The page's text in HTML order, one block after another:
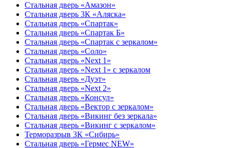
Стальная дверь «Амазон»
Стальная дверь 3К «Аляска»
Стальная дверь «Спартак»
Стальная дверь «Спартак Б»
Стальная дверь «Спартак с зеркалом»
Стальная дверь «Соло»
Стальная дверь «Next 1»
Стальная дверь «Next 1» с зеркалом
Стальная дверь «Дуэт»
Стальная дверь «Next 2»
Стальная дверь «Консул»
Стальная дверь «Вектор с зеркалом»
Стальная дверь «Викинг без зеркала»
Стальная дверь «Викинг c зеркалом»
Терморазрыв 3К «Сибирь»
Стальная дверь «Гермес NEW»